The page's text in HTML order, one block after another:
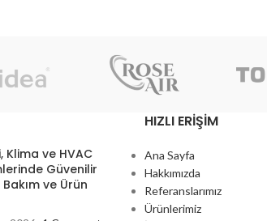
Klima ve HVAC
Güvenilir
Bakım ve Ürün
HIZLI ERIŞIM
Ana Sayfa
Hakkımızda
Referanslarımız
Ürünlerimiz